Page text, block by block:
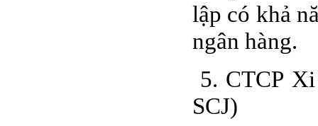
lập có khả
ngân hàng.
5. CTCP
SCJ)